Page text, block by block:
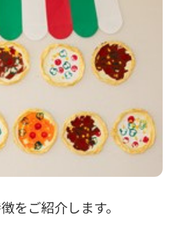
をご紹介します。